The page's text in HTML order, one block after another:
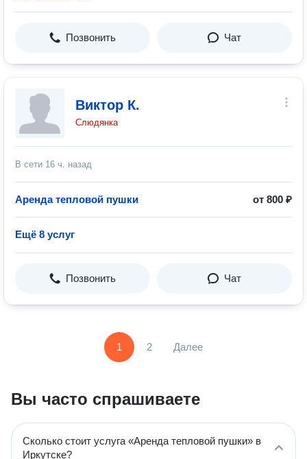
Позвонить Чат
Виктор К.
Слюдянка
В сети 16 ч. назад
Аренда тепловой пушки от 800 ₽
Ещё 8 услуг
Позвонить Чат
1 2 Далее
Вы часто спрашиваете
Сколько стоит услуга «Аренда тепловой пушки» в
Иркутске?